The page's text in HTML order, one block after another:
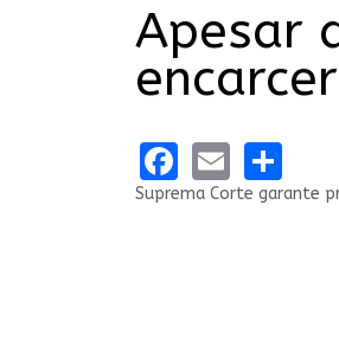
Apesar
Facebook
Email
Suprema Corte garante